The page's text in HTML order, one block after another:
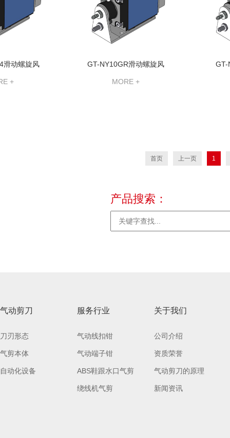
滑动螺旋风
+
GT-NY10GR滑动螺旋风
MORE +
GT-
首页 上一页 1
产品搜索：
气动剪刀
刀刃形态
气剪本体
自动化设备
服务行业
气动线扣钳
气动端子钳
ABS鞋跟水口气剪
绕线机气剪
关于我们
公司介绍
资质荣誉
气动剪刀的原理
新闻资讯